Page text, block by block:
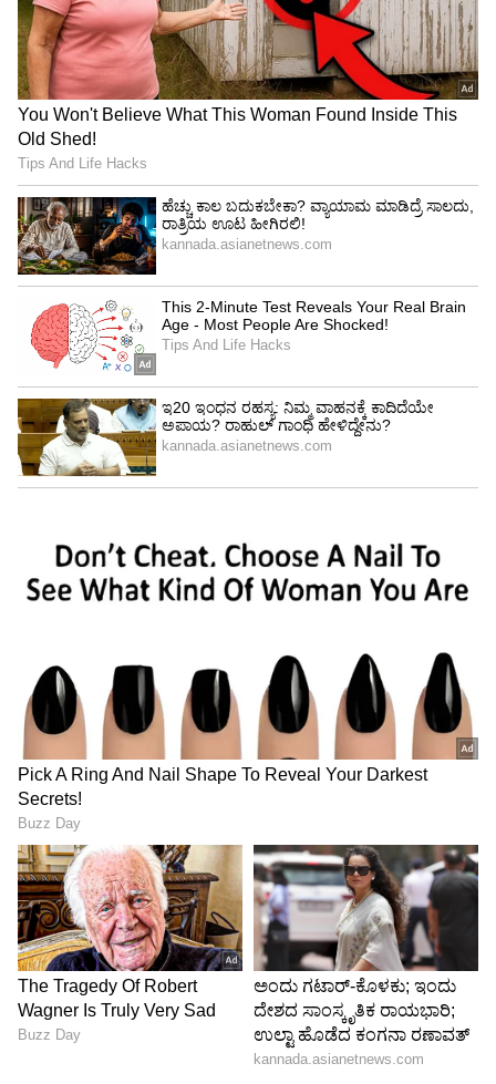
ತುರ್ತು ಪರಿಸ್ಥಿತಿಯ ಸಮಯದಲ್ಲಿ 1976ರ 42ನೇ ತಿದ್ದುಪಡಿ
ಕಾಯಿದೆಯ ಮೂಲಕ ಆ ಪದವನ್ನು ಸೇರಿಸಲಾಯಿತು. ಇದು
ಪೀಠಿಕೆಗೆ ಇದುವರೆಗಿನ ಏಕೈಕ ತಿದ್ದುಪಡಿಯಾಗಿದೆ.
* ಭಾರತೀಯ ಸಂವಿಧಾನದ ಮೂಲ ರಚನೆಯು ಭಾರತ
ಸರ್ಕಾರದ ಕಾಯಿದೆ 1935ರ ಮೇಲೆ ನಿಂತಿದೆ.
* ಸಂವಿಧಾನದ ಮೂಲ ಕೈಬರಹದ ಪ್ರತಿಗಳನ್ನು ಸಂಸತ್‌
ಭವನದ ಗ್ರಂಥಾಲಯದಲ್ಲಿ ಹೀಲಿಯಂ ತುಂಬಿದ
ಪ್ರಕೋಷ್ಠದಲ್ಲಿ ಸಂರಕ್ಷಿಸಲಾಗಿದೆ.
* ನವೆಂಬರ್‌ 26, 1949ರಂದು ಸಾಂವಿಧಾನಿಕ ಸಭೆಯು ಸಭೆ
ಸೇರಿತು. ಅಂದು ಜೋರಾಗಿ ಹಾಗೂ ದೀರ್ಘವಾದ
ಹರ್ಷೋದ್ಗಾರಗಳೊಂದಿಗೆ ಮತ್ತು ಮೇಜುಗಳ ಬಡಿತದೊಂದಿಗೆ
ಸಂವಿಧಾನದ ಅಂಗೀಕಾರವನ್ನು ಸ್ವಾಗತಿಸಲಾಯಿತು.
* ಸಂವಿಧಾನ ರಚನಾ ಸಭೆಯ ಅಧ್ಯಕ್ಷರಾದ ಡಾ.ರಾಜೇಂದ್ರ
ಪ್ರಸಾದ್‌ ಅವರು ಸಂವಿಧಾನವನ್ನು ಅಂಗೀಕರಿಸುವ
ಪ್ರಸ್ತಾವನೆಯನ್ನು ಮಂಡಿಸುವ ಮೊದಲು ತಮ್ಮ ಭಾಷಣದಲ್ಲಿ
ಮಹಾತ್ಮ ಗಾಂಧೀಜಿಯವರಿಗೆ ಶ್ರದ್ಧಾಂಜಲಿ ಸಲ್ಲಿಸಿದರು ಮತ್ತು
ಸೌಭಾಗ್ಯವಿದೆಯೋ ಅವರೆಲ್ಲರಿಗೂ ನಾನು ಶುಭ ಹಾರೈಸುತ್ತೇನೆ
ಎಂದು ಹೇಳಿದರು. ಇದು ರಾಷ್ಟ್ರಪಿತ ಕಲಿಸಿದ
ನಾವು ಗೆದ್ದ ಸ್ವಾತಂತ್ರ್ಯವನ್ನು ಸಂರಕ್ಷಿಸುವುದು ಮಾತ್ರವಲ್ಲದೆ
ಅದನ್ನು ನಿಜವಾಗಿಯೂ ಮನುಷ್ಯನಿಗೆ ಫಲದ ರೂಪದಲ್ಲಿ
ನೀಡುವುದು ನಮ್ಮ ಕೈಯಲ್ಲಿದೆ ಎಂದು ಹೇಳಿದರು ಎಂದು
ಪತ್ರಕರ್ತ ಮತ್ತು ಸ್ವಾತಂತ್ರ್ಯ ಹೋರಾಟಗಾರ ಶೈಲೇನ್‌
ಚಟರ್ಜಿ ಬರೆದಿದ್ದಾರೆ.
* ಸಂವಿಧಾನವನ್ನು ಅಂಗೀಕರಿಸಿದ ನಂತರ, ಸಂವಿಧಾನ
ಸಭೆಯ ಐತಿಹಾಸಿಕ ಅಧಿವೇಶನವು ಶೈಲೇನ್‌ ಚಟರ್ಜಿಯವರ
ಪ್ರಕಾರ ಹಿರಿಯ ಸ್ವಾತಂತ್ರ್ಯ ಹೋರಾಟಗಾರ್ತಿ ಪೂರ್ಣಿಮಾ
ಬ್ಯಾನರ್ಜಿ ಅವರಿಂದ ಜನ-ಗಣ-ಮನ-ಅಧಿನಾಯಕ ಜಯ
ಹೇ ಭಾರತ ಭಾಗ್ಯ ವಿಧಾತಾ ಎಂಬ ರಾಷ್ಟ್ರಗೀತೆಯನ್ನು
ಹಾಡುವುದರೊಂದಿಗೆ ಕೊನೆಗೊಂಡಿತು.
* ಸಂವಿಧಾನದ ಪ್ರಕಾರ ಜನವರಿ 24, 1950ರಂದು ನಡೆದ
ವಿಶೇಷ ಅಧಿವೇಶನದಲ್ಲಿ ಅಸೆಂಬ್ಲಿಯು ಡಾ.ರಾಜೇಂದ್ರ